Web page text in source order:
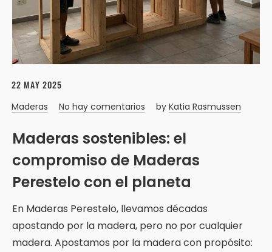
22 MAY 2025
Maderas No hay comentarios by Katia Rasmussen
Maderas sostenibles: el
compromiso de Maderas
Perestelo con el planeta
En Maderas Perestelo, llevamos décadas
apostando por la madera, pero no por cualquier
madera. Apostamos por la madera con propósito: